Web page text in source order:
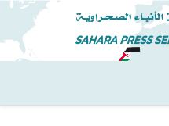
الرئيسي